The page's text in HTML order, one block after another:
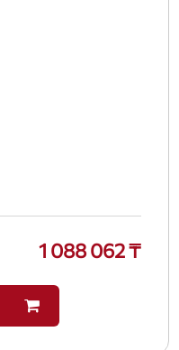
1 088 062 ₸